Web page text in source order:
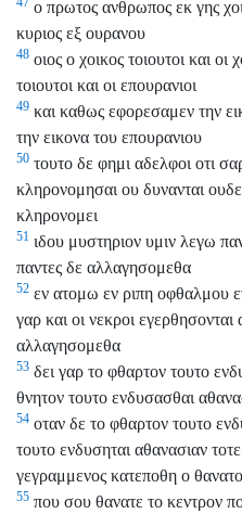
ο πρωτος ανθρωπος εκ γης
κυριος εξ ουρανου
48 οιος ο χοικος τοιουτοι και οι
τοιουτοι και οι επουρανιοι
49 και καθως εφορεσαμεν την
την εικονα του επουρανιου
50 τουτο δε φημι αδελφοι οτι
κληρονομησαι ου δυνανται
κληρονομει
51 ιδου μυστηριον υμιν λεγω
παντες δε αλλαγησομεθα
52 εν ατομω εν ριπη οφθαλμου
γαρ και οι νεκροι εγερθησονται
αλλαγησομεθα
53 δει γαρ το φθαρτον τουτο
θνητον τουτο ενδυσασθαι
54 οταν δε το φθαρτον τουτο
τουτο ενδυσηται αθανασιαν
γεγραμμενος κατεποθη ο
55 που σου θανατε το κεντρον